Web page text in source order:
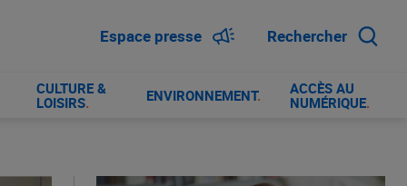
Espace presse Rechercher
CULTURE &
LOISIRS. ENVIRONNEMENT.
ACCÈS AU
NUMÉRIQUE.